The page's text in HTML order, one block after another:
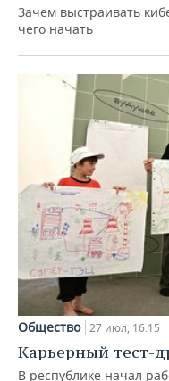
Зачем выстраивать
чего начать
Общество 27 июл, 16:15
Карьерный тест-
В республике начал